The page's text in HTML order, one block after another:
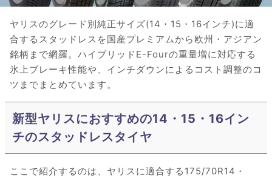
ヤリスのグレード別純正サイズ(14・15・16インチ)に適
合するスタッドレスを国産プレミアムから欧州・アジアン
銘柄まで網羅。ハイブリッドE-Fourの重量増に対応する
氷上ブレーキ性能や、インチダウンによるコスト調整のコ
ツまでまとめています。
新型ヤリスにおすすめの14・15・16イン
チのスタッドレスタイヤ
ここで紹介するのは、ヤリスに適合する175/70R14・